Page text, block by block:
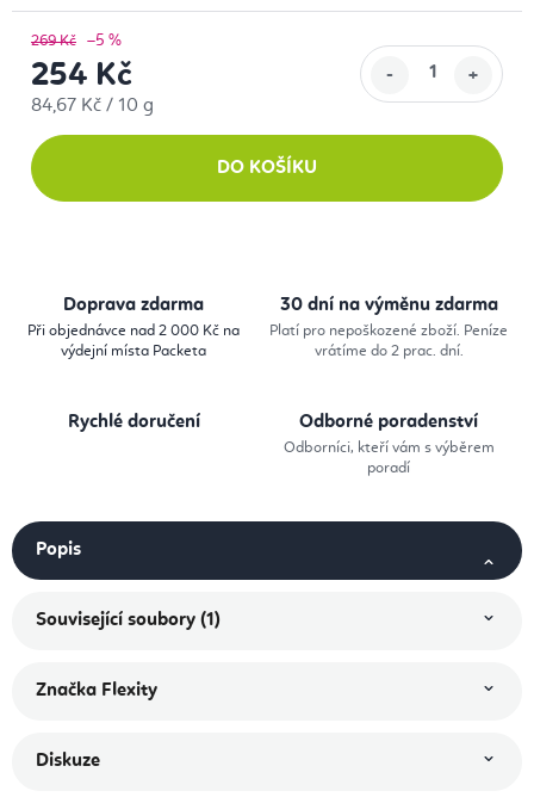
269 Kč –5 %
254 Kč
Měrná cena:
84,67 Kč / 10 g
DO KOŠÍKU
Doprava zdarma
Při objednávce nad 2 000 Kč na
výdejní místa Packeta
30 dní na výměnu zdarma
Platí pro nepoškozené zboží. Peníze
vrátíme do 2 prac. dní.
Rychlé doručení Odborné poradenství
Odborníci, kteří vám s výběrem
poradí
Popis
Související soubory (1)
Značka Flexity
Diskuze